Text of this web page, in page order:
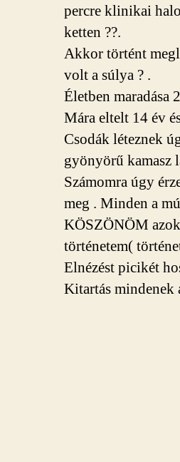
percre klinikai
ketten ??.
Akkor történt
volt a súlya ? .
Életben maradása
Mára eltelt 14 év
Csodák léteznek
gyönyörű kamasz
Számomra úgy
meg . Minden a
KÖSZÖNÖM
történetem(
Elnézést picikét
Kitartás mindenek